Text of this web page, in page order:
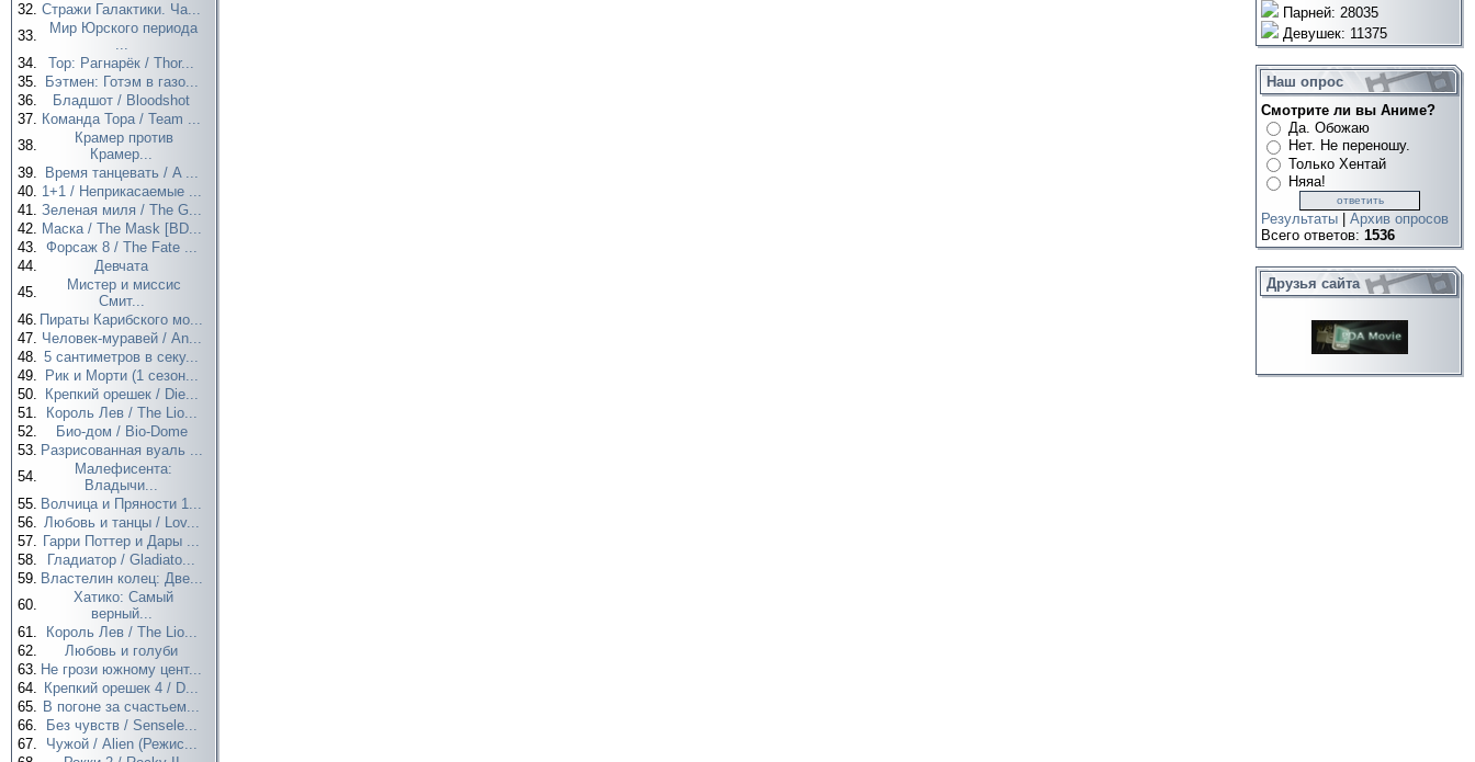
32. Стражи Галактики. Ча...
33.
Мир Юрского периода
...
34.
Тор: Рагнарёк / Thor...
35.
Бэтмен: Готэм в газо...
36.
Бладшот / Bloodshot
37. Команда Тора / Team ...
38.
Крамер против
Крамер...
39.
Время танцевать / A ...
40. 1+1 / Неприкасаемые ...
41. Зеленая миля / The G...
42. Маска / The Mask [BD...
43. Форсаж 8 / The Fate ...
44.
Девчата
45.
Мистер и миссис
Смит...
46. Пираты Карибского мо...
47. Человек-муравей / An...
48. 5 сантиметров в секу...
49.
Рик и Морти (1 сезон...
50.
Крепкий орешек / Die...
51.
Король Лев / The Lio...
52.
Био-дом / Bio-Dome
53. Разрисованная вуаль ...
54.
Малефисента:
Владычи...
55. Волчица и Пряности 1...
56. Любовь и танцы / Lov...
57. Гарри Поттер и Дары ...
58.
Гладиатор / Gladiato...
59. Властелин колец: Две...
60.
Хатико: Самый
верный...
61.
Король Лев / The Lio...
62.
Любовь и голуби
63. Не грози южному цент...
64. Крепкий орешек 4 / D...
65. В погоне за счастьем...
66.
Без чувств / Sensele...
67.
Чужой / Alien (Режис...
Парней: 28035
Девушек: 11375
Наш опрос
Смотрите ли вы Аниме?
Да. Обожаю
Нет. Не переношу.
Только Хентай
Няяа!
Результаты
Архив опросов
Всего ответов: 1536
Друзья сайта